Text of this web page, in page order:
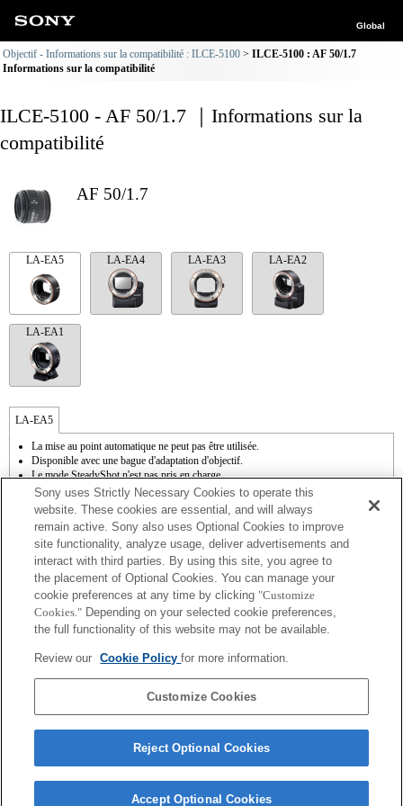
Global
Objectif - Informations sur la compatibilité : ILCE-5100
ILCE-5100 : AF 50/1.7
Informations sur la compatibilité
ILCE-5100 - AF 50/1.7 ｜Informations sur la
compatibilité
AF 50/1.7
LA-EA5 LA-EA4 LA-EA3 LA-EA2
LA-EA1
LA-EA5
La mise au point automatique ne peut pas être utilisée.
Disponible avec une bague d'adaptation d'objectif.
Le mode SteadyShot n'est pas pris en charge.
Le son de fonctionnement du diaphragme est enregistré à l'aide du microphone
interne.
La fonction Photo Creativity [Créativité photo] n'est pas opérationnelle.
Outside the A (Aperture priority), S (Shutter priority), and M (Manual) modes, the
shutter speed and the aperture can not be adjusted during the movie recording.
La fonction [Comp. objectif ] (Compensation de l'objectif) n'est pas opérationnelle.
La fonction " Mise au point automatique à détection de phase " n'est pas
opérationnelle.
En fonction des conditions de prise de vue, il se peut que la luminosité de l'image ne
soit pas uniforme.
Si vous fixez l'objectif à monture A à l'aide de l'adaptateur, la fonction d'aide à la mise
de mise au point. Vous pouvez agrandir l'image en sélectionnant la fonction [Loupe
mise pt] ou [Aide MF] sur n'importe quelle touche de "Réglag. touche perso".
L'obturateur tactile ne fonctionne pas.
Sony uses Strictly Necessary Cookies to operate this
website. These cookies are essential, and will always
remain active. Sony also uses Optional Cookies to improve
site functionality, analyze usage, deliver advertisements and
interact with third parties. By using this site, you agree to
the placement of Optional Cookies. You can manage your
cookie preferences at any time by clicking "Customize
Cookies." Depending on your selected cookie preferences,
the full functionality of this website may not be available.
Review our Cookie Policyfor more information.
Customize Cookies
Reject Optional Cookies
Accept Optional Cookies